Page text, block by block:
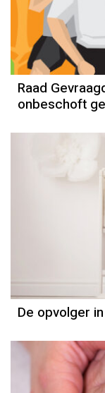
Raad
onbeschoft
De opvolger